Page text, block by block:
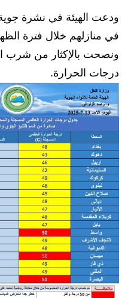
ودعت الهيئة في نشرة
في منازلهم خلال فترة
ونصحت بالإكثار من شرب
درجات الحرارة.